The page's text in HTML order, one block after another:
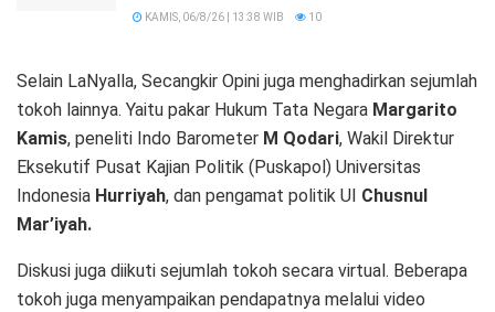
KAMIS, 06/8/26 | 13:38 WIB 10
Selain LaNyalla, Secangkir Opini juga menghadirkan sejumlah
tokoh lainnya. Yaitu pakar Hukum Tata Negara Margarito
Kamis, peneliti Indo Barometer M Qodari, Wakil Direktur
Eksekutif Pusat Kajian Politik (Puskapol) Universitas
Indonesia Hurriyah, dan pengamat politik UI Chusnul
Mar’iyah.
Diskusi juga diikuti sejumlah tokoh secara virtual. Beberapa
tokoh juga menyampaikan pendapatnya melalui video